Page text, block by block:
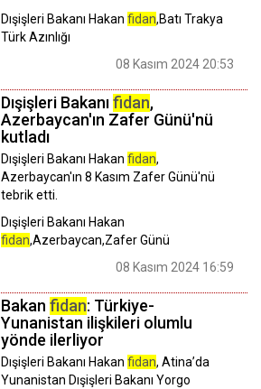
Dışişleri Bakanı Hakan fidan,Batı Trakya
Türk Azınlığı
08 Kasım 2024 20:53
Dışişleri Bakanıfidan,
Azerbaycan'ın Zafer Günü'nü
kutladı
Dışişleri Bakanı Hakan fidan,
Azerbaycan'ın 8 Kasım Zafer Günü'nü
tebrik etti.
Dışişleri Bakanı Hakan
fidan,Azerbaycan,Zafer Günü
08 Kasım 2024 16:59
Bakan fidan: Türkiye-
Yunanistan ilişkileri olumlu
yönde ilerliyor
Dışişleri Bakanı Hakan fidan, Atina’da
Yunanistan Dışişleri Bakanı Yorgo